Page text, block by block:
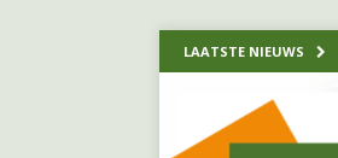
LAATSTE NIEUWS